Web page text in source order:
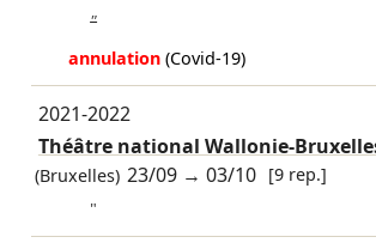
"
annulation (Covid-19)
2021-2022
Théâtre national Wallonie-
(Bruxelles) 23/09 →03/10 [9 rep.]
"